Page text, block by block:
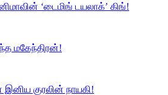
‘டைமிங் டயலாக்’ கிங்!
மகேந்திரன்!
குரலின் நாயகி!